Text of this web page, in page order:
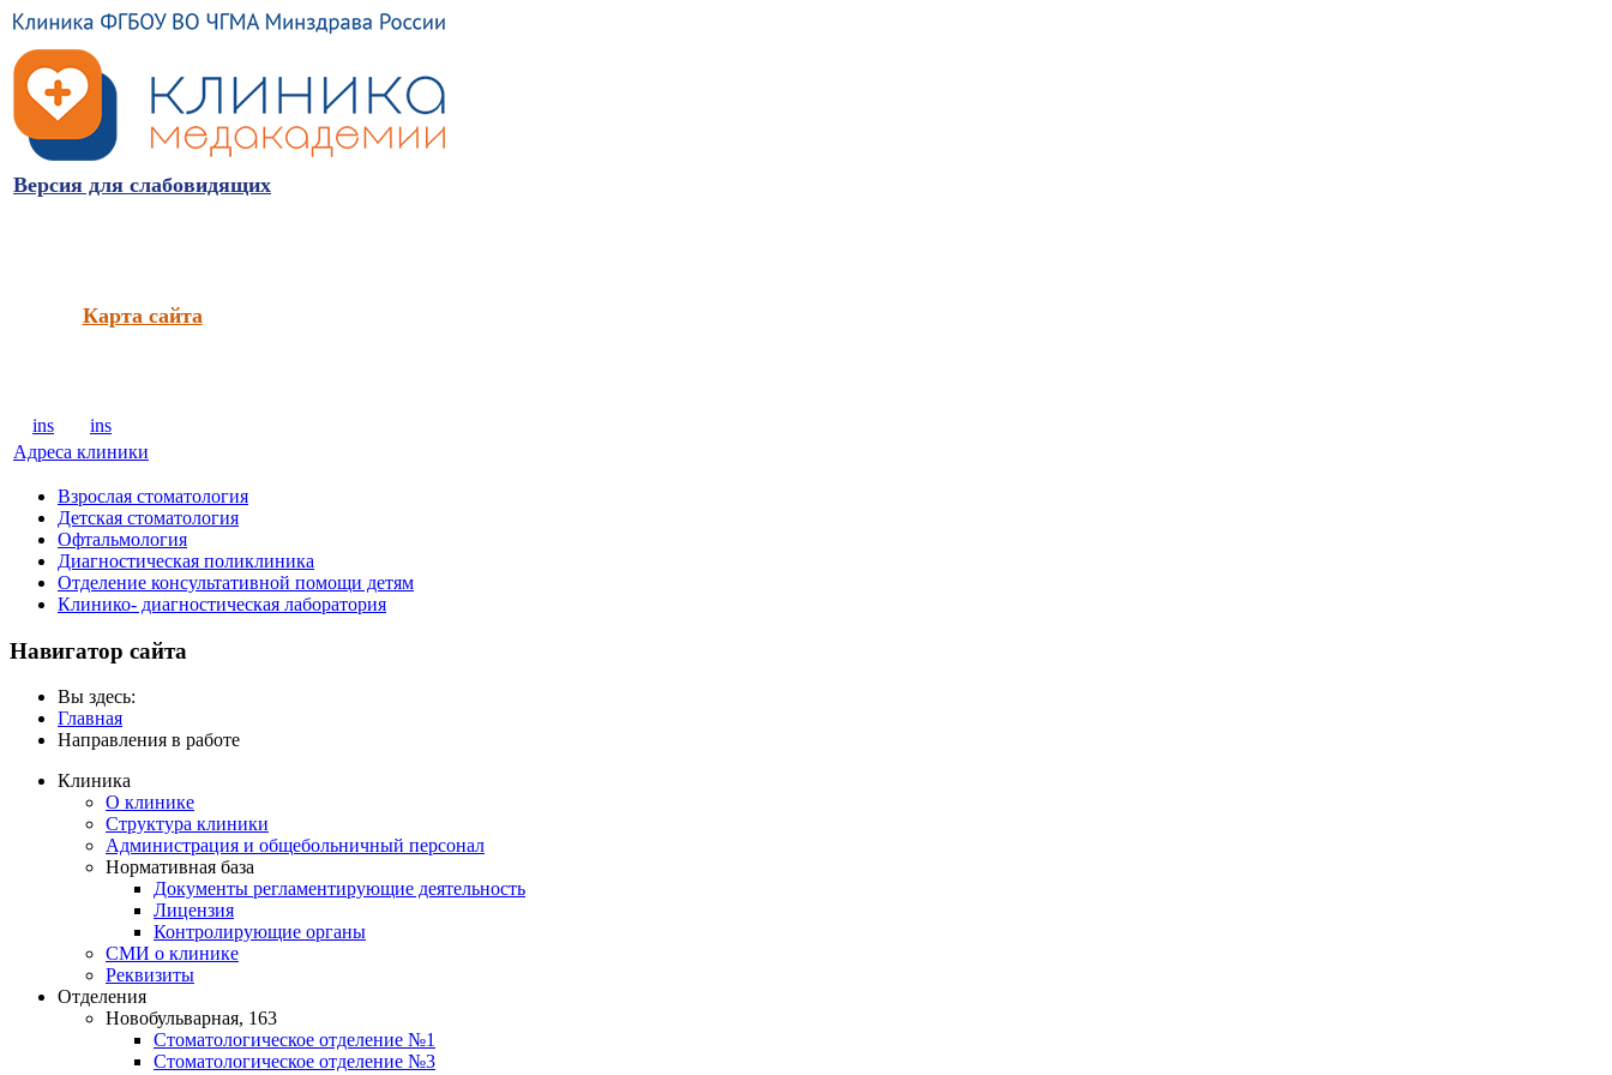
Версия для слабовидящих
Карта сайта
ins
ins
Адреса клиники
Взрослая стоматология
Детская стоматология
Офтальмология
Диагностическая поликлиника
Отделение консультативной помощи детям
Клинико- диагностическая лаборатория
Навигатор сайта
Вы здесь:
Главная
Направления в работе
Клиника
О клинике
Структура клиники
Администрация и общебольничный персонал
Нормативная база
Документы регламентирующие деятельность
Лицензия
Контролирующие органы
СМИ о клинике
Реквизиты
Отделения
Новобульварная, 163
Стоматологическое отделение №1
Стоматологическое отделение №3